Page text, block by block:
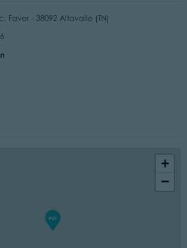
Faver - 38092 Altavalle (TN)
+
−